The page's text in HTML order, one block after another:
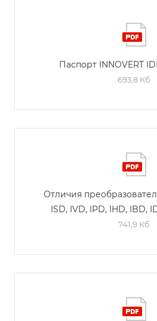
Паспорт INNOVERT
693,8 Кб
Отличия
ISD, IVD, IPD, IHD, IBD,
741,9 Кб